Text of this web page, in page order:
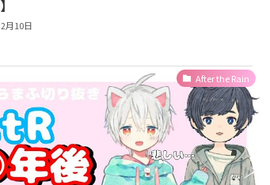
月10日
After the Rain